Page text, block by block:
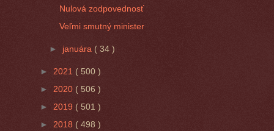
Nulová zodpovednosť
Veľmi smutný minister
► januára ( 34 )
► 2021 ( 500 )
► 2020 ( 506 )
► 2019 ( 501 )
► 2018 ( 498 )